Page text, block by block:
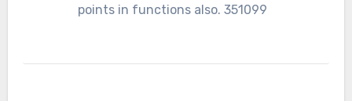
points in functions also. 351099